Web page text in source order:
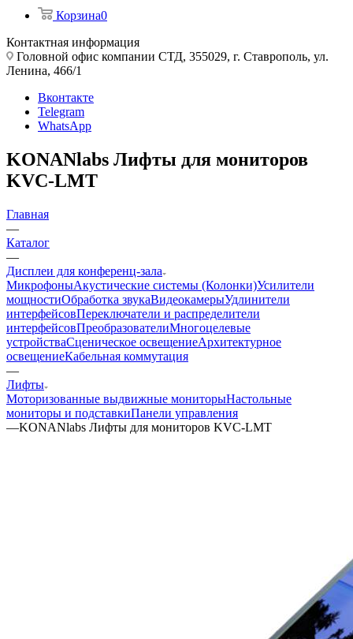
Корзина0
Контактная информация
Головной офис компании СТД, 355029, г. Ставрополь, ул.
Ленина, 466/1
Вконтакте
Telegram
WhatsApp
KONANlabs Лифты для мониторов
KVC-LMT
Главная
—
Каталог
—
Дисплеи для конференц-зала
МикрофоныАкустические системы (Колонки)Усилители
мощностиОбработка звукаВидеокамерыУдлинители
интерфейсовПереключатели и распределители
интерфейсовПреобразователиМногоцелевые
устройстваСценическое освещениеАрхитектурное
освещениеКабельная коммутация
—
Лифты
Моторизованные выдвижные мониторыНастольные
мониторы и подставкиПанели управления
—KONANlabs Лифты для мониторов KVC-LMT